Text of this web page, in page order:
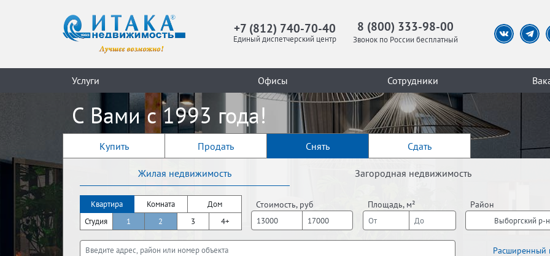
+7 (812) 740-70-40
Единый диспетчерский центр
8 (800) 333-98-00
Звонок по России бесплатный
Услуги Офисы Сотрудники
С Вами с 1993 года!
Купить Продать Снять Сдать
Жилая недвижимость Загородная недвижимость
Квартира Комната
Дом
Студия
1 2 3 4+
Стоимость, руб Площадь, м² Район
Выборгский р-
Расширенный